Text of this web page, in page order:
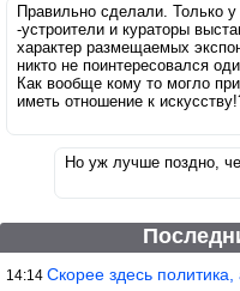
Правильно сделали. Только
-устроители и кураторы
характер размещаемых
никто не поинтересовался
Как вообще кому то могло
иметь отношение к
Но уж лучше поздно,
14:14 Скорее здесь политика, а